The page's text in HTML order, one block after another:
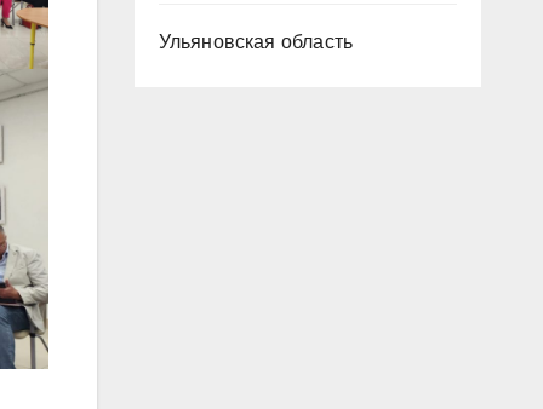
Ульяновская область